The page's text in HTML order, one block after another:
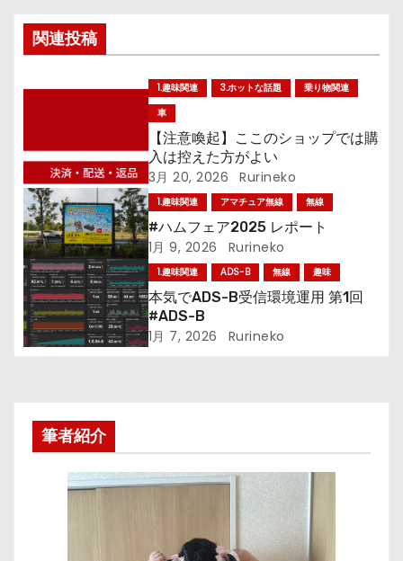
ナ
ビ
ー
シ
ョ
ン
関連投稿
1.趣味関連 3.ホットな話題
乗り物関連
車
【注意喚起】ここのショップでは購
入は控えた方がよい
3月 20, 2026 Rurineko
1.趣味関連 アマチュア無線 無線
#ハムフェア2025 レポート
1月 9, 2026 Rurineko
1.趣味関連 ADS-B 無線 趣味
本気でADS-B受信環境運用 第1回
#ADS-B
1月 7, 2026 Rurineko
筆者紹介